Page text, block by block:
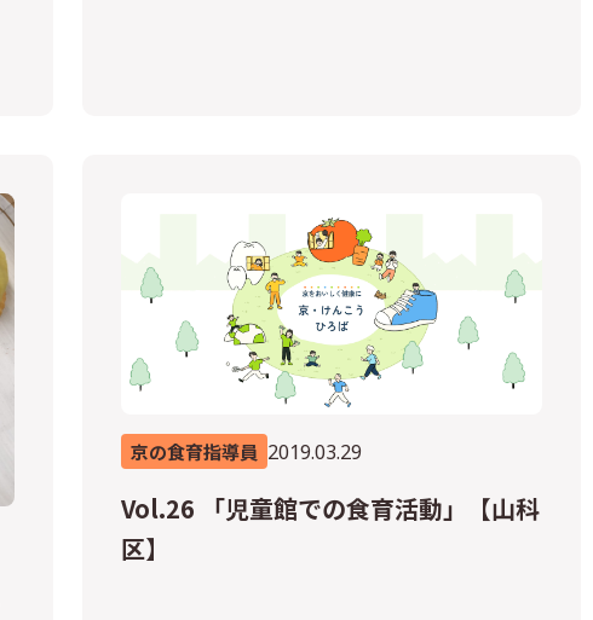
京の食育指導員 2019.03.29
Vol.26 「児童館での食育活動」【山科
区】